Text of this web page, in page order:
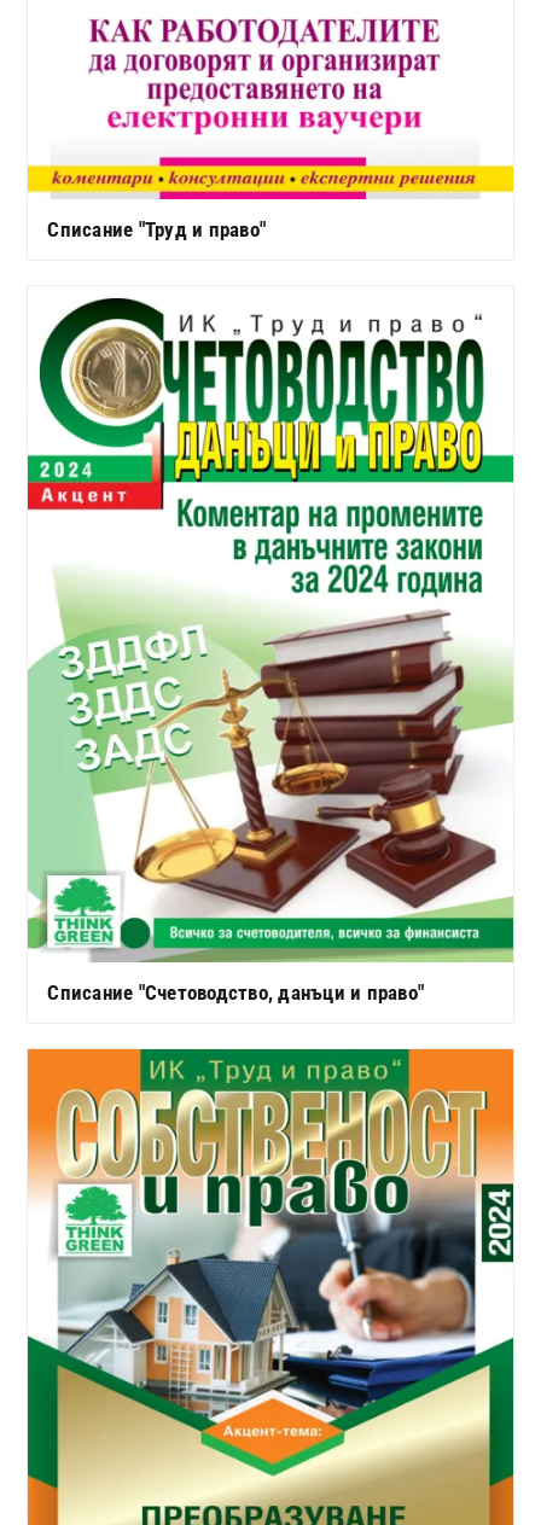
Списание "Труд и право"
Списание "Счетоводство, данъци и право"